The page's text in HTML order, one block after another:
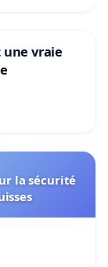
une vraie
la sécurité